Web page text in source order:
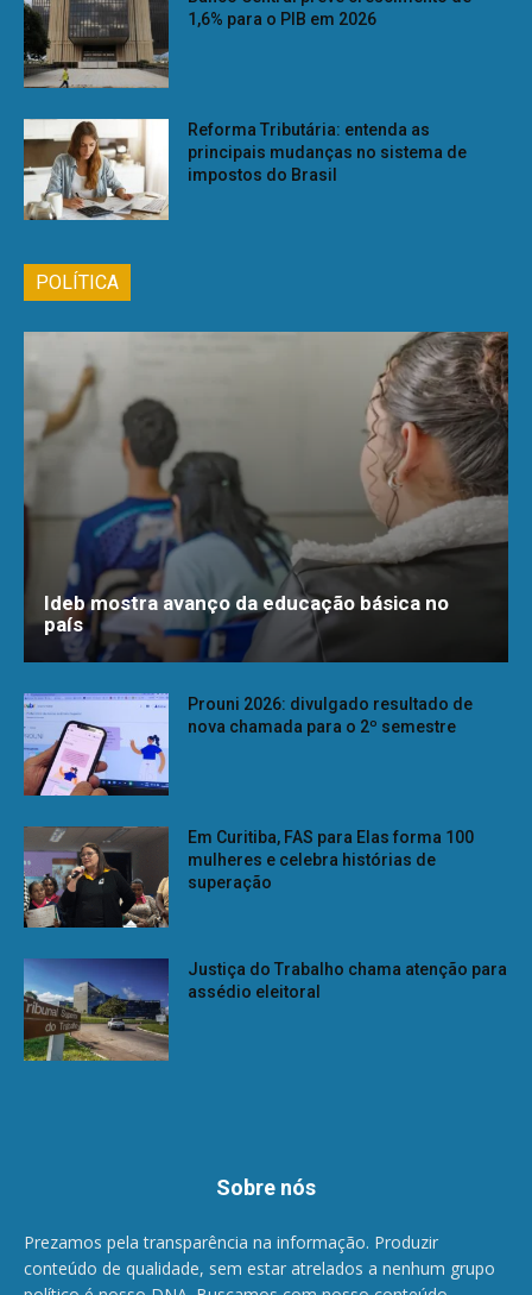
1,6% para o PIB em 2026
Reforma Tributária: entenda as
principais mudanças no sistema de
impostos do Brasil
POLÍTICA
Ideb mostra avanço da educação básica no
país
Prouni 2026: divulgado resultado de
nova chamada para o 2º semestre
Em Curitiba, FAS para Elas forma 100
mulheres e celebra histórias de
superação
Justiça do Trabalho chama atenção para
assédio eleitoral
Sobre nós
Prezamos pela transparência na informação. Produzir
conteúdo de qualidade, sem estar atrelados a nenhum grupo